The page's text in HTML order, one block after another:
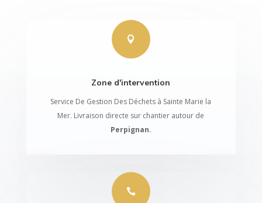

Zone d'intervention
Service De Gestion Des Déchets à Sainte Marie la
Mer. Livraison directe sur chantier autour de
Perpignan.
